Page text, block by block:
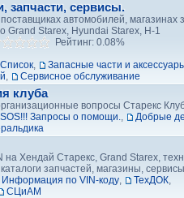
запчасти, сервисы.
автомобилей, магазинах
Grand Starex, Hyundai Starex, H-1
Рейтинг: 0.08%
,
Запасные части и
, Сервисное обслуживание
клуба
вопросы Старекс
SOS!!! Запросы о помощи.,
Добрые
на Хендай Старекс, Grand Starex,
запчастей, магазины, сервисы
Информация по VIN-коду, ТехДОК,
СЦиАМ